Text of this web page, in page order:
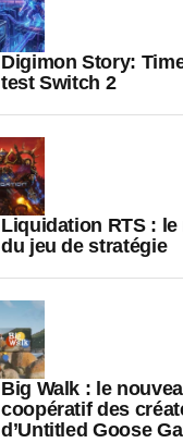
Digimon Story:
test Switch 2
Liquidation RTS :
du jeu de stratégie
Big Walk : le
coopératif des
d’Untitled Goose